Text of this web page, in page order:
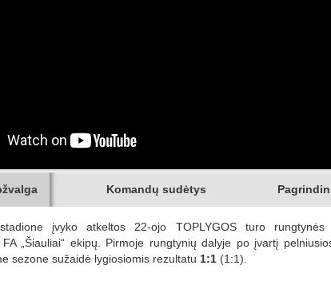
Komandų sudėtys
įvyko atkeltos 22-ojo TOPLYGOS turo
FA „Šiauliai“ ekipų. Pirmoje rungtynių dalyje po įvartį
sezone sužaidė lygiosiomis rezultatu 1:1 (1:1).